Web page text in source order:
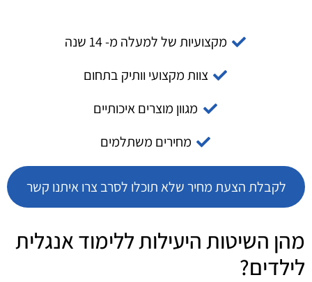
מקצועיות של למעלה מ- 14 שנה
צוות מקצועי וותיק בתחום
מגוון מוצרים איכותיים
מחירים משתלמים
לקבלת הצעת מחיר שלא תוכלו לסרב צרו איתנו קשר
מהן השיטות היעילות ללימוד אנגלית
לילדים?